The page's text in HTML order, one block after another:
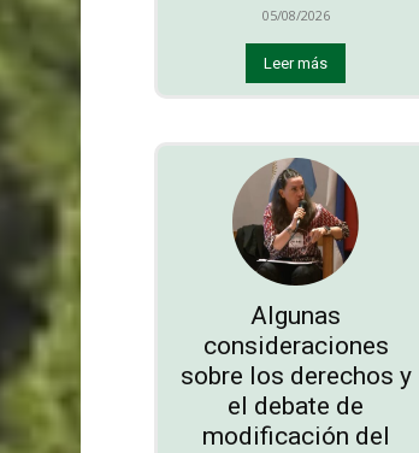
05/08/2026
Leer más
Algunas
consideraciones
sobre los derechos y
el debate de
modificación del